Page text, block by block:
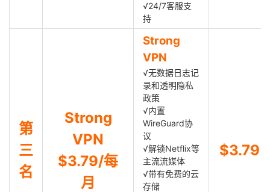
√24/7客服支
持
第
三
名
Strong
VPN
$3.79/每
月
Strong
VPN
√无数据日志记
录和透明隐私
政策
√内置
WireGuard协
议
√解锁Netflix等
主流流媒体
√带有免费的云
存储
$3.79